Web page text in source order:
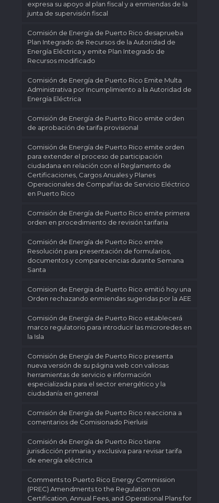
expresa su apoyo al plan fiscal y a enmiendas de la
junta de supervisión fiscal
Comisión de Energía de Puerto Rico desaprueba
Plan Integrado de Recursos de la Autoridad de
Energía Eléctrica y emite Plan Integrado de
Recursos modificado
Comisión de Energía de Puerto Rico Emite Multa
Administrativa por Incumplimiento a la Autoridad de
Energía Eléctrica
Comisión de Energía de Puerto Rico emite orden
de aprobación de tarifa provisional
Comisión de Energía de Puerto Rico emite orden
para extender el proceso de participación
ciudadana en relación con el Reglamento de
Certificaciones, Cargos Anuales y Planes
Operacionales de Compañías de Servicio Eléctrico
en Puerto Rico
Comisión de Energía de Puerto Rico emite primera
orden en procedimiento de revisión tarifaria
Comisión de Energía de Puerto Rico emite
Resolución para presentación de formularios,
documentos y comparecencias durante Semana
Santa
Comision de Energia de Puerto Rico emitió hoy una
Orden rechazando enmiendas sugeridas por la AEE
Comisión de Energía de Puerto Rico establecerá
marco regulatorio para introducir las microredes en
la Isla
Comisión de Energía de Puerto Rico presenta
nueva versión de su página web con valiosas
herramientas de servicio e información
especializada para el sector energético y la
ciudadanía en general
Comisión de Energía de Puerto Rico reacciona a
comentarios de Comisionado Pierluisi
Comisión de Energía de Puerto Rico tiene
jurisdicción primaria y exclusiva para revisar tarifa
de energía eléctrica
Comments to Puerto Rico Energy Commission
(PREC) Amendments to the Regulation on
Certification, Annual Fees, and Operational Plans for